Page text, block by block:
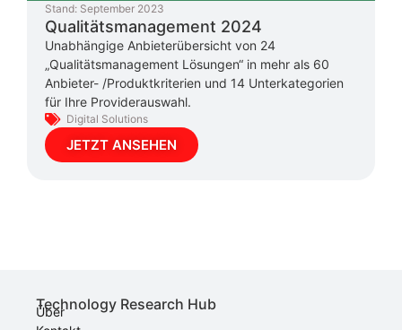
Stand: September 2023
Qualitätsmanagement 2024
Unabhängige Anbieterübersicht von 24
„Qualitätsmanagement Lösungen“ in mehr als 60
Anbieter- /Produktkriterien und 14 Unterkategorien
für Ihre Providerauswahl.
Digital Solutions
JETZT ANSEHEN
Technology Research Hub
Über